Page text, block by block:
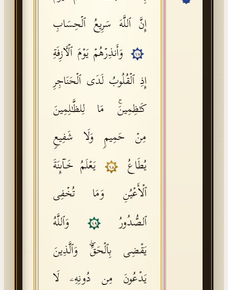
Tajweed Guide
Font Edition Tester
إِنَّ ٱللَّهَ سَرِیعُ ٱلۡحِسَابِ
١٧
وَأَنذِرۡهُمۡ یَوۡمَ ٱلۡـَٔازِفَةِ
إِذِ ٱلۡقُلُوبُ لَدَى ٱلۡحَنَاجِرِ
كَـٰظِمِینَۚ مَا لِلظَّـٰلِمِینَ
مِنۡ حَمِیمࣲ وَلَا شَفِیعࣲ
یُطَاعُ
١٨
یَعۡلَمُ خَاۤىِٕنَةَ
ٱلۡأَعۡیُنِ وَمَا تُخۡفِی
ٱلصُّدُورُ
١٩
وَٱللَّهُ
یَقۡضِی بِٱلۡحَقِّۖ وَٱلَّذِینَ
یَدۡعُونَ مِن دُونِهِۦ لَا